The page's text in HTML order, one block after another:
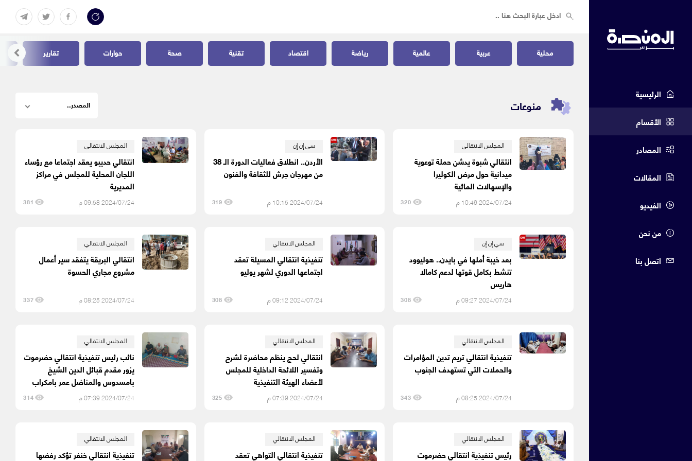
الرئيسية
الأقسام
المصادر
المقالات
الفيديو
من نحن
اتصل بنا
محلية عربية عالمية رياضة اقتصاد تقنية صحة حوارات تقارير
منوعات
المجلس الانتقالي
انتقالي شبوة يدشن حملة توعوية
ميدانية حول مرض الكوليرا
والإسهالات المائية
2024/07/24 10:46 م 320
سي إن إن
الأردن.. انطلاق فعاليات الدورة الـ 38
من مهرجان جرش للثقافة والفنون
2024/07/24 10:15 م 319
المجلس الانتقالي
انتقالي حديبو يعقد اجتماعا مع رؤساء
اللجان المحلية للمجلس في مراكز
المديرية
2024/07/24 09:58 م 381
سي إن إن
بعد خيبة أملها في بايدن.. هوليوود
تنشط بكامل قوتها لدعم كامالا
هاريس
2024/07/24 09:27 م 308
المجلس الانتقالي
تنفيذية انتقالي المسيلة تعقد
اجتماعها الدوري لشهر يوليو
2024/07/24 09:12 م 308
المجلس الانتقالي
انتقالي البريقة يتفقد سير أعمال
مشروع مجاري الحسوة
2024/07/24 08:25 م 337
المجلس الانتقالي
تنفيذية انتقالي تريم تدين المؤامرات
والحملات التي تستهدف الجنوب
2024/07/24 08:25 م 343
المجلس الانتقالي
انتقالي لحج ينظم محاضرة لشرح
وتفسير اللائحة الداخلية للمجلس
لأعضاء الهيئة التنفيذية
2024/07/24 07:39 م 325
المجلس الانتقالي
نائب رئيس تنفيذية انتقالي حضرموت
يزور مقدم قبائل الدين الشيخ
بامسدوس والمناضل عمر بامكراب
2024/07/24 07:39 م 314
المجلس الانتقالي
رئيس تنفيذية انتقالي حضرموت
المجلس الانتقالي
تنفيذية انتقالي التواهي تعقد
المجلس الانتقالي
تنفيذية انتقالي خنفر تؤكد رفضها